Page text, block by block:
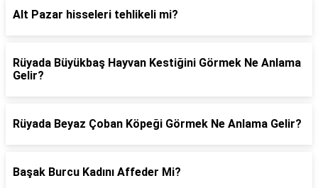
Alt Pazar hisseleri tehlikeli mi?
Rüyada Büyükbaş Hayvan Kestiğini Görmek Ne Anlama
Gelir?
Rüyada Beyaz Çoban Köpeği Görmek Ne Anlama Gelir?
Başak Burcu Kadını Affeder Mi?